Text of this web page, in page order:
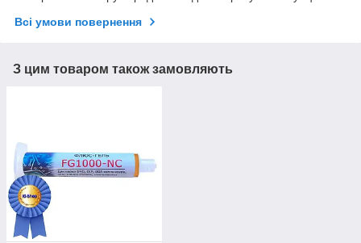
Всі умови повернення
З цим товаром також замовляють